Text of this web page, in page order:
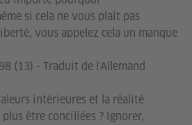
si cela ne vous plaît pas
vous appelez cela un manque
(13) - Traduit de l'Allemand
intérieures et la réalité
être conciliées ? Ignorer,